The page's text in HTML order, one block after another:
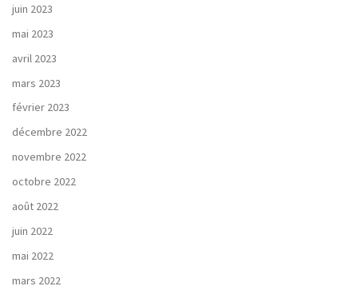
juin 2023
mai 2023
avril 2023
mars 2023
février 2023
décembre 2022
novembre 2022
octobre 2022
août 2022
juin 2022
mai 2022
mars 2022